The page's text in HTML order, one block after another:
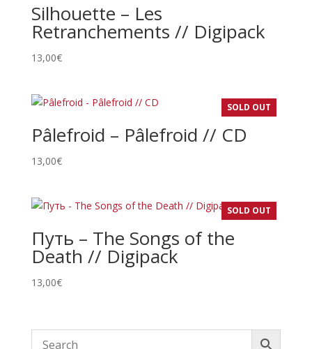
Silhouette – Les
Retranchements // Digipack
13,00€
SOLD OUT
Pâlefroid – Pâlefroid // CD
13,00€
SOLD OUT
Путь – The Songs of the
Death // Digipack
13,00€